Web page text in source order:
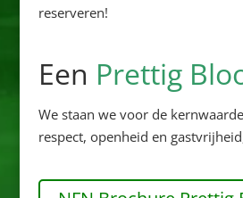
reserveren!
Een Prettig
We staan we voor de
respect, openheid en